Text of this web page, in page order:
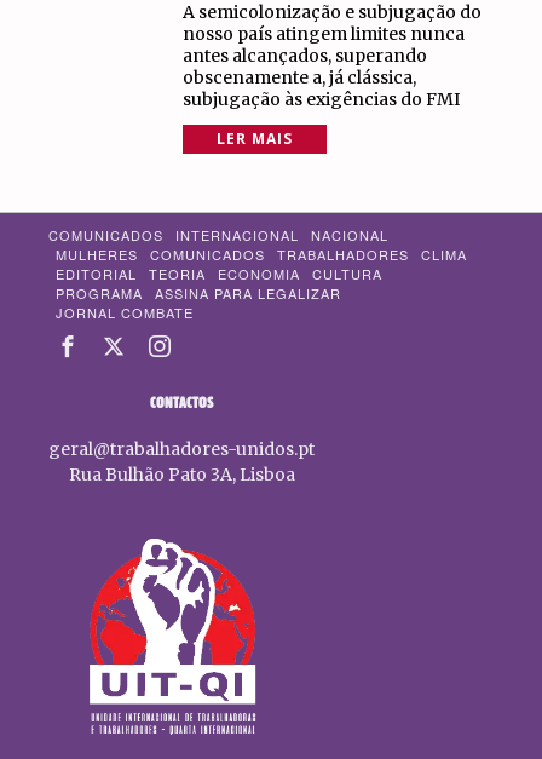
A semicolonização e subjugação do
nosso país atingem limites nunca
antes alcançados, superando
obscenamente a, já clássica,
subjugação às exigências do FMI
LER MAIS
COMUNICADOS INTERNACIONAL
NACIONAL
MULHERES
COMUNICADOS TRABALHADORES
CLIMA
EDITORIAL
TEORIA ECONOMIA
CULTURA
PROGRAMA
ASSINA PARA LEGALIZAR
JORNAL COMBATE
CONTACTOS
geral@trabalhadores-unidos.pt
Rua Bulhão Pato 3A, Lisboa